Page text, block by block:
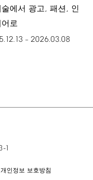
술에서 광고, 패션, 인
로
– 2026.03.08
1
개인정보 보호방침